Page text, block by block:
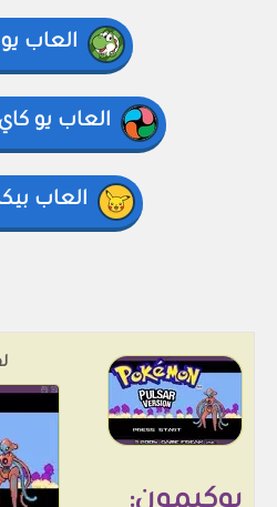
العاب
العاب يو
العاب